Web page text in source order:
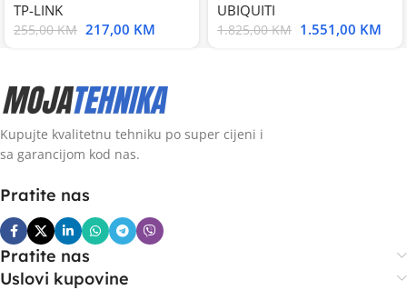
TP-LINK
255,00KM 217,00 KM
UBIQUITI
1.825,00KM 1.551,00 KM
Kupujte kvalitetnu tehniku po super cijeni i
sa garancijom kod nas.
Pratite nas
Pratite nas
Uslovi kupovine